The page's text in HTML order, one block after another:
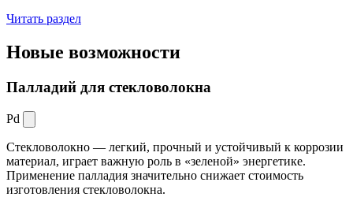
Читать раздел
Новые возможности
Палладий для стекловолокна
Pd
Стекловолокно — легкий, прочный и устойчивый к коррозии
материал, играет важную роль в «зеленой» энергетике.
Применение палладия значительно снижает стоимость
изготовления стекловолокна.